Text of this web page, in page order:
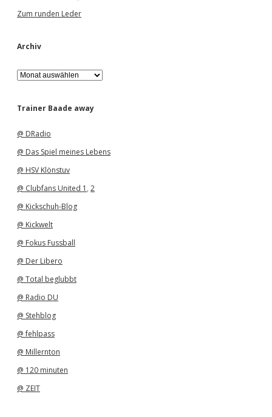
Zum runden Leder
Archiv
A
r
h
Trainer Baade away
@ DRadio
@ Das Spiel meines Lebens
@ HSV Klönstuv
@ Clubfans United 1 , 2
@ Kickschuh-Blog
@ Kickwelt
@ Fokus Fussball
@ Der Libero
@ Total beglubbt
@ Radio DU
@ Stehblog
@ fehlpass
@ Millernton
@ 120 minuten
@ ZEIT